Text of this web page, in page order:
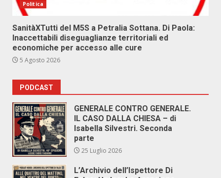
Politica
SanitàXTutti del M5S a Petralia Sottana. Di Paola:
Inaccettabili diseguaglianze territoriali ed
economiche per accesso alle cure
5 Agosto 2026
PODCAST
GENERALE CONTRO GENERALE.
IL CASO DALLA CHIESA – di
Isabella Silvestri. Seconda
parte
25 Luglio 2026
L’Archivio dell’Ispettore Di